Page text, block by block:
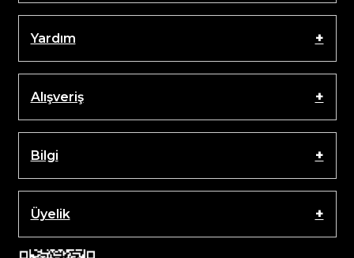
Yardım
Alışveriş
Bilgi
Üyelik